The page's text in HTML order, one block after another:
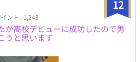
12
ント : 1,243
が高校デビューに成功したので男
うと思います